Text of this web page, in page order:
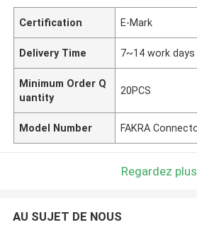
Certification E-Mark
Delivery Time 7~14 work days
Minimum Order Q
uantity
20PCS
Model Number FAKRA
Regardez plus
AU SUJET DE NOUS